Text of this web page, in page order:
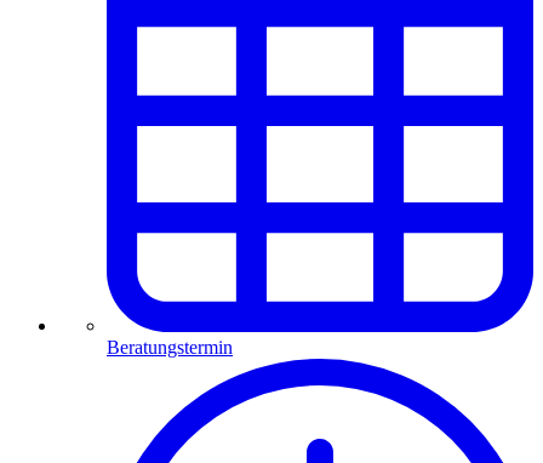
Beratungstermin